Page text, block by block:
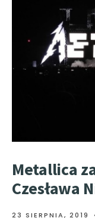
Metallica
Czesława
23 SIERPNIA, 2019